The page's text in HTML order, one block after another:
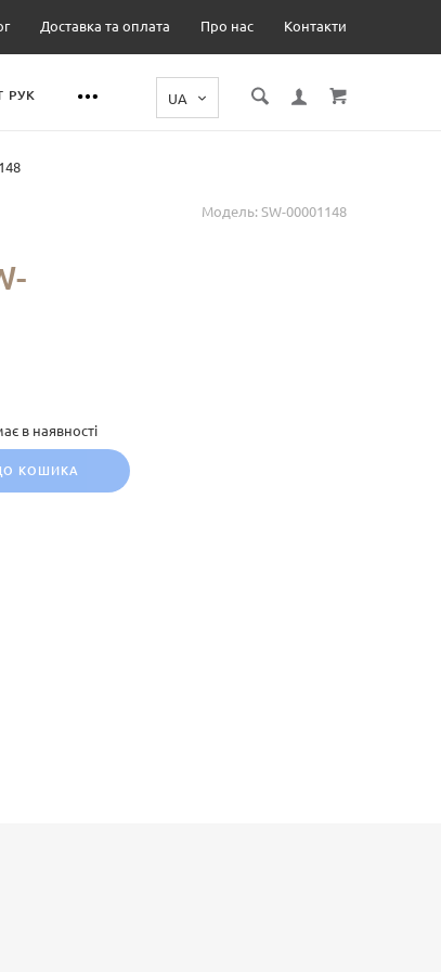
Доставка та оплата Про нас Контакти
РУК
Модель: SW-00001148
в наявності
КОШИКА